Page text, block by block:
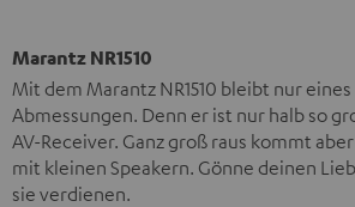
Marantz NR1510
Mit dem Marantz NR1510 bleibt nur
Abmessungen. Denn er ist nur halb so
AV-Receiver. Ganz groß raus kommt
mit kleinen Speakern. Gönne deinen
sie verdienen.